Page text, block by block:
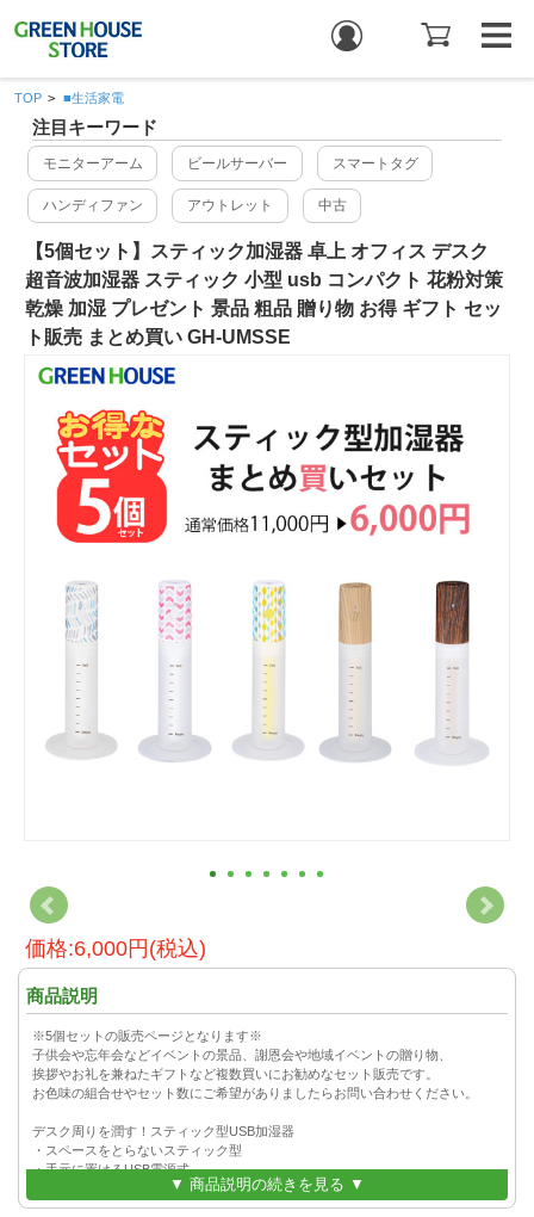
TOP > ■生活家電
注目キーワード
モニターアーム ビールサーバー スマートタグ
ハンディファン アウトレット 中古
【5個セット】スティック加湿器 卓上 オフィス デスク
超音波加湿器 スティック 小型 usb コンパクト 花粉対策
乾燥 加湿 プレゼント 景品 粗品 贈り物 お得 ギフト セッ
ト販売 まとめ買い GH-UMSSE
価格:6,000円(税込)
商品説明
※5個セットの販売ページとなります※
子供会や忘年会などイベントの景品、謝恩会や地域イベントの贈り物、
挨拶やお礼を兼ねたギフトなど複数買いにお勧めなセット販売です。
お色味の組合せやセット数にご希望がありましたらお問い合わせください。
デスク周りを潤す！スティック型USB加湿器
・スペースをとらないスティック型
・手元に置けるUSB電源式
・熱くならず、すぐにミストが出る超音波式
・デスクに置いても気にならない静音設計
▼ 商品説明の続きを見る ▼